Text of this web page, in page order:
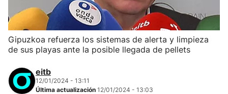
Gipuzkoa refuerza los sistemas de alerta y limpieza
de sus playas ante la posible llegada de pellets
eitb
12/01/2024 - 13:11
Última actualización 12/01/2024 - 13:03